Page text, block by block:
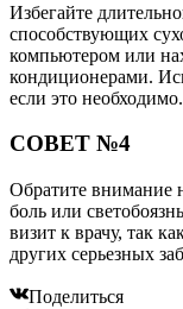
Избегайте
способствующих
компьютером или
кондиционерами.
если это необходимо.
СОВЕТ №4
Обратите внимание
боль или
визит к врачу, так
других серьезных
Поделиться